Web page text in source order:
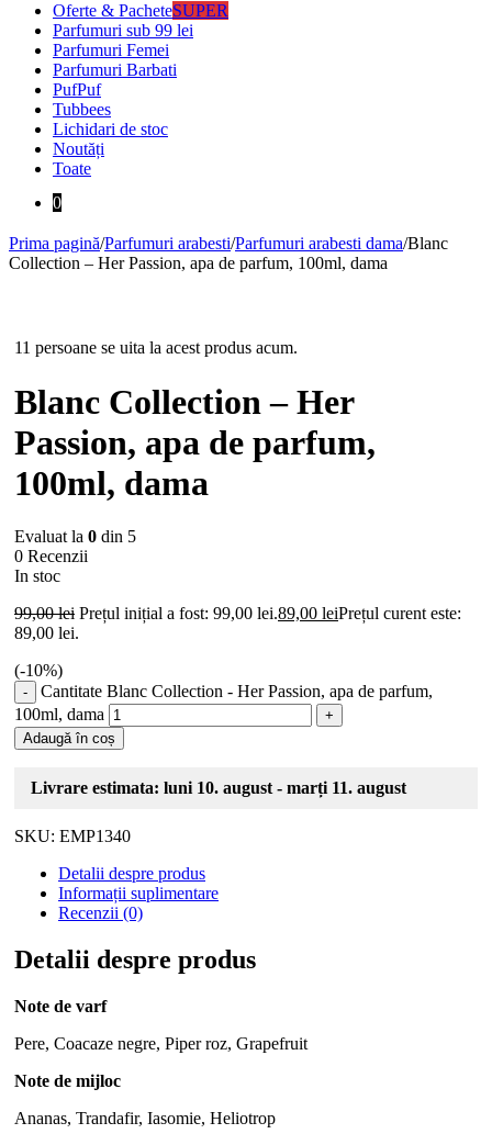
Oferte & PacheteSUPER
Parfumuri sub 99 lei
Parfumuri Femei
Parfumuri Barbati
PufPuf
Tubbees
Lichidari de stoc
Noutăți
Toate
0
Prima pagină/Parfumuri arabesti/Parfumuri arabesti dama/Blanc
Collection – Her Passion, apa de parfum, 100ml, dama
11 persoane se uita la acest produs acum.
Blanc Collection – Her
Passion, apa de parfum,
100ml, dama
Evaluat la 0 din 5
0 Recenzii
In stoc
99,00lei Prețul inițial a fost: 99,00 lei.89,00 leiPrețul curent este:
89,00 lei.
(-10%)
Cantitate Blanc Collection - Her Passion, apa de parfum,
100ml, dama
Adaugă în coș
Livrare estimata: luni 10. august - marți 11. august
SKU: EMP1340
Detalii despre produs
Informații suplimentare
Recenzii (0)
Detalii despre produs
Note de varf
Pere, Coacaze negre, Piper roz, Grapefruit
Note de mijloc
Ananas, Trandafir, Iasomie, Heliotrop